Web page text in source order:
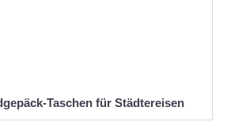
Taschen für Städtereisen